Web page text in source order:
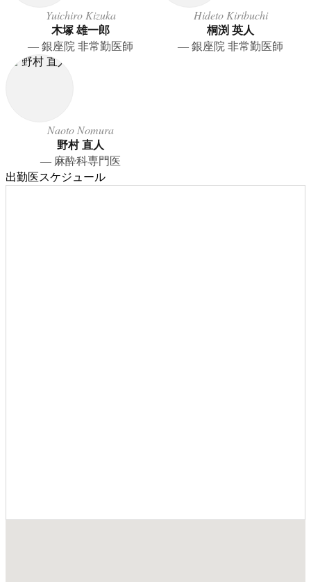
Yuichiro Kizuka
木塚 雄一郎
― 銀座院 非常勤医師
Hideto Kiribuchi
桐渕 英人
― 銀座院 非常勤医師
Naoto Nomura
野村 直人
― 麻酔科専門医
出勤医スケジュール